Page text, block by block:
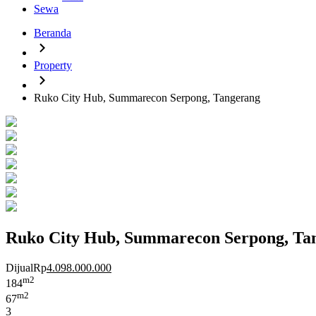
Sewa
Beranda
Property
Ruko City Hub, Summarecon Serpong, Tangerang
Ruko City Hub, Summarecon Serpong,
DijualRp4.098.000.000
184m2
67m2
3